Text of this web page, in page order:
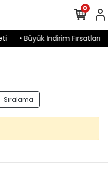
• Büyük İndirim Fırsatları
0
Sıralama